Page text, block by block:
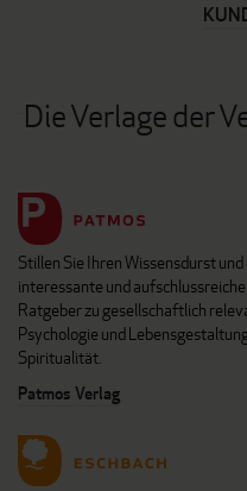
Die Verlage der
Stillen Sie Ihren Wissensdurst
interessante und
Ratgeber zu gesellschaftlich
Psychologie und
Spiritualität.
Patmos Verlag